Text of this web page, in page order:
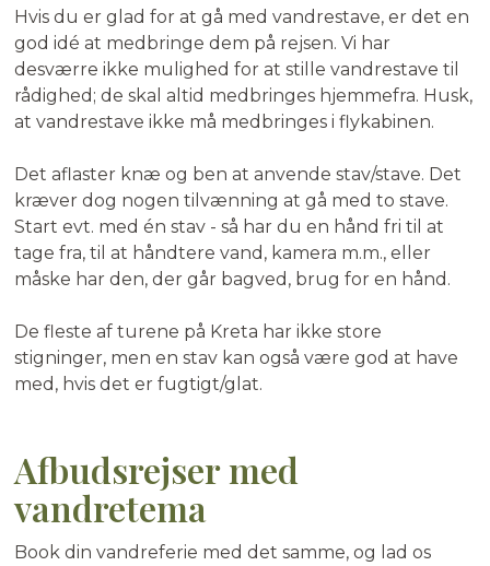
Hvis du er glad for at gå med vandrestave, er det en
god idé at medbringe dem på rejsen. Vi har
desværre ikke mulighed for at stille vandrestave til
rådighed; de skal altid medbringes hjemmefra. Husk,
at vandrestave ikke må medbringes i flykabinen.
Det aflaster knæ og ben at anvende stav/stave. Det
kræver dog nogen tilvænning at gå med to stave.
Start evt. med én stav - så har du en hånd fri til at
tage fra, til at håndtere vand, kamera m.m., eller
måske har den, der går bagved, brug for en hånd.
De fleste af turene på Kreta har ikke store
stigninger, men en stav kan også være god at have
med, hvis det er fugtigt/glat.
Afbudsrejser med
vandretema
Book din vandreferie med det samme, og lad os